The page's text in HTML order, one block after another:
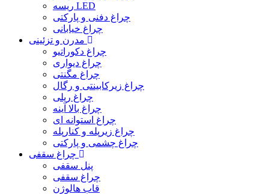
ریسه LED
چراغ دفنی و پارکتی
چراغ خیابانی
چراغ دکوراتیو
چراغ دیواری
چراغ مگنتی
چراغ زیرکابینتی و رگال
چراغ ریلی
چراغ بالا آینه
چراغ استوانه ای
چراغ زیرپله و کنارپله
چراغ چشمی و پارکتی
پنل سقفی
چراغ سقفی
قاب هالوژن